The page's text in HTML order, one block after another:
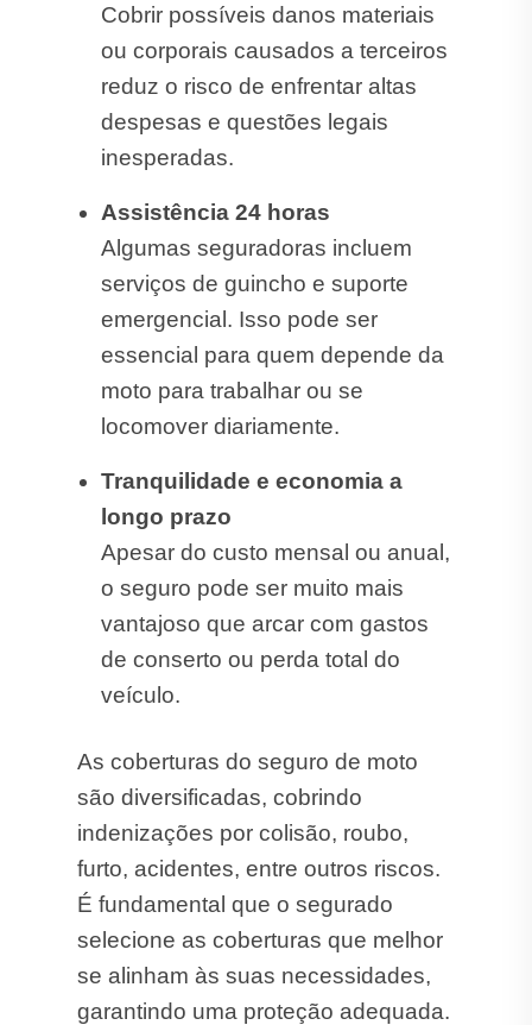
Cobrir possíveis danos materiais
ou corporais causados a terceiros
reduz o risco de enfrentar altas
despesas e questões legais
inesperadas.
Assistência 24 horas
Algumas seguradoras incluem
serviços de guincho e suporte
emergencial. Isso pode ser
essencial para quem depende da
moto para trabalhar ou se
locomover diariamente.
Tranquilidade e economia a
longo prazo
Apesar do custo mensal ou anual,
o seguro pode ser muito mais
vantajoso que arcar com gastos
de conserto ou perda total do
veículo.
As coberturas do seguro de moto
são diversificadas, cobrindo
indenizações por colisão, roubo,
furto, acidentes, entre outros riscos.
É fundamental que o segurado
selecione as coberturas que melhor
se alinham às suas necessidades,
garantindo uma proteção adequada.